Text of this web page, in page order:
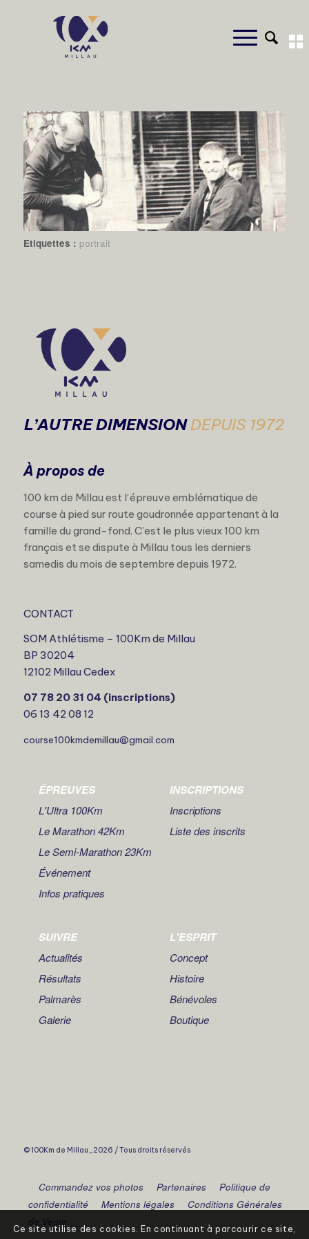
Etiquettes : portrait
L’AUTRE DIMENSIONDEPUIS 1972
À propos de
100 km de Millau est l‘épreuve emblématique de
course à pied sur route goudronnée appartenant à la
famille du grand-fond. C’est le plus vieux 100 km
français et se dispute à Millau tous les derniers
samedis du mois de septembre depuis 1972.
CONTACT
SOM Athlétisme – 100Km de Millau
BP 30204
12102 Millau Cedex
07 78 20 31 04 (inscriptions)
06 13 42 08 12
course100kmdemillau@gmail.com
ÉPREUVES
L'Ultra 100Km
Le Marathon 42Km
Le Semi-Marathon 23Km
Événement
Infos pratiques
INSCRIPTIONS
Inscriptions
Liste des inscrits
SUIVRE
Actualités
Résultats
Palmarès
Galerie
L'ESPRIT
Concept
Histoire
Bénévoles
Boutique
© 100Km de Millau_2026 / Tous droits réservés
Commandez vos photos Partenaires
Politique de
confidentialité
Mentions légales
Conditions Générales
de Vente
Ce site utilise des cookies. En continuant à parcourir ce site,